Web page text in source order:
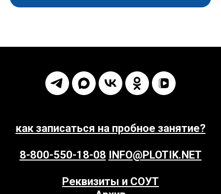
как записаться на пробное занятие?
8-800-550-18-08 INFO@PLOTIK.NET
Реквизиты и СОУТ